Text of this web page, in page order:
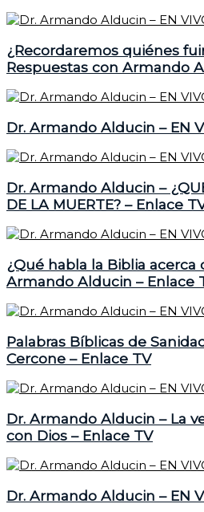
¿Recordaremos quiénes
Respuestas con Armando
Dr. Armando Alducin – EN
Dr. Armando Alducin –
DE LA MUERTE? – Enlace
¿Qué habla la Biblia acerca
Armando Alducin – Enlace
Palabras Bíblicas de
Cercone – Enlace TV
Dr. Armando Alducin – La
con Dios – Enlace TV
Dr. Armando Alducin – EN